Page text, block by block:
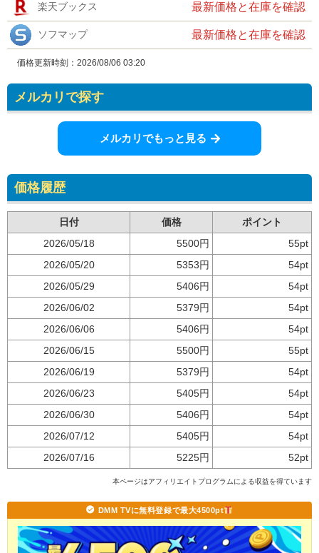
楽天ブックス 最新価格と在庫を確認
ソフマップ 最新価格と在庫を確認
価格更新時刻： 2026/08/06 03:20
メルカリで探す
メルカリでもっと見る
価格履歴
日付 価格
ポイント
2026/05/18
5500円
55pt
2026/05/20
5353円
54pt
2026/05/29
5406円
54pt
2026/06/02
5379円
54pt
2026/06/06
5406円
54pt
2026/06/15
5500円
55pt
2026/06/19
5379円
54pt
2026/06/23
5405円
54pt
2026/06/30
5406円
54pt
2026/07/12
5405円
54pt
2026/07/16
5225円 52pt
本ページはアフィリエイトプログラムによる収益を得ています
DMM TVに無料登録で最大4500pt